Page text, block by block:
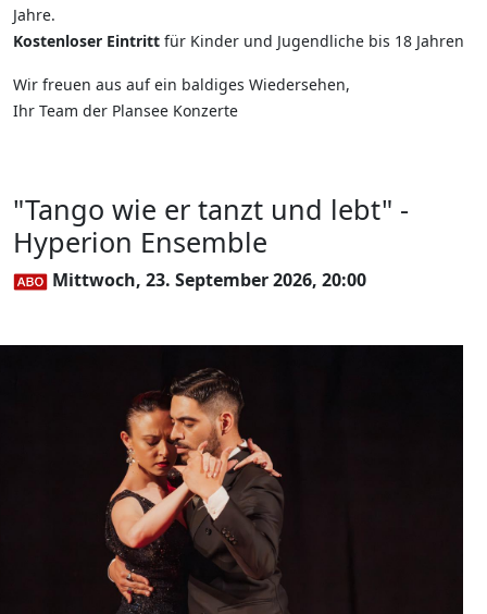
Jahre.
Kostenloser Eintritt für Kinder und Jugendliche bis 18 Jahren
Wir freuen aus auf ein baldiges Wiedersehen,
Ihr Team der Plansee Konzerte
"Tango wie er tanzt und lebt" -
Hyperion Ensemble
Mittwoch, 23. September 2026, 20:00